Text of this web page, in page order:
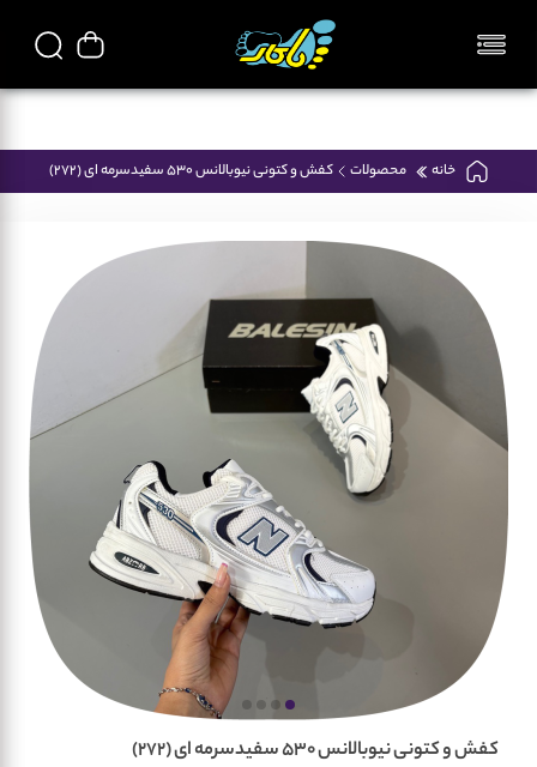
تمامی محصولات فروشگاه پاکار ایرانی میباشد
خانه محصولات کفش و کتونی نیوبالانس 530 سفیدسرمه ای (272)
کفش و کتونی نیوبالانس 530 سفیدسرمه ای (272)